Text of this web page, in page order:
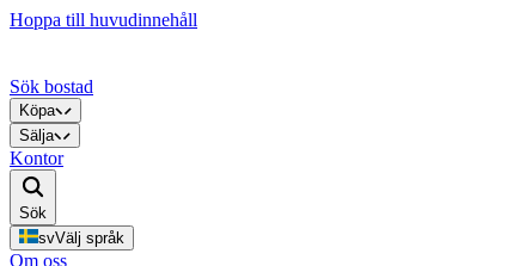
Hoppa till huvudinnehåll
Sök bostad
Köpa
Sälja
Kontor
Sök
svVälj språk
Om oss